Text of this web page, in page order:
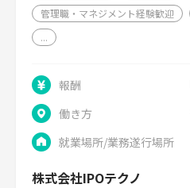
管理職・マネジメント経験歓迎
...
報酬
働き方
就業場所/業務遂行場所
株式会社IPOテクノ